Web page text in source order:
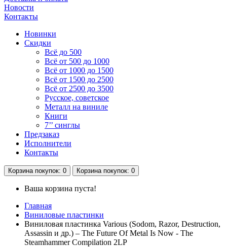
Новости
Контакты
Новинки
Скидки
Всё до 500
Всё от 500 до 1000
Всё от 1000 до 1500
Всё от 1500 до 2500
Всё от 2500 до 3500
Русское, советское
Металл на виниле
Книги
7’’ синглы
Предзаказ
Исполнители
Контакты
Корзина покупок: 0 Корзина покупок: 0
Ваша корзина пуста!
Главная
Виниловые пластинки
Виниловая пластинка Various (Sodom, Razor, Destruction,
Assassin и др.) – The Future Of Metal Is Now - The
Steamhammer Compilation 2LP